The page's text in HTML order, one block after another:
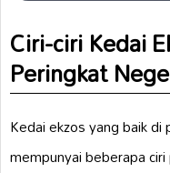
Ciri-ciri Kedai
Peringkat
Kedai ekzos yang baik
mempunyai beberapa